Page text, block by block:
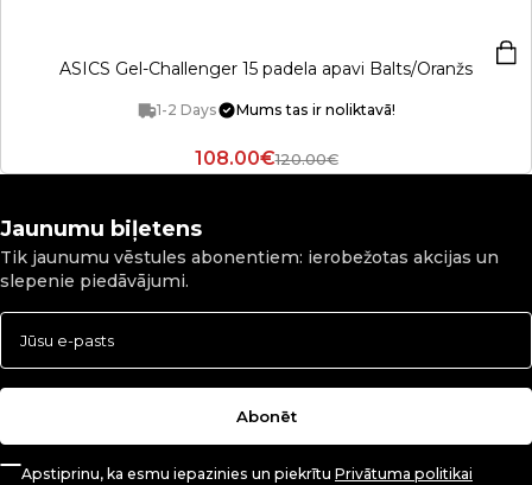
ASICS Gel-Challenger 15 padela apavi Balts/Oranžs
1-2 Days Mums tas ir noliktavā!
108.00€120.00€
Jaunumu biļetens
Tik jaunumu vēstules abonentiem: ierobežotas akcijas un
slepenie piedāvājumi.
Apstiprinu, ka esmu iepazinies un piekrītu Privātuma politikai
Abonēt